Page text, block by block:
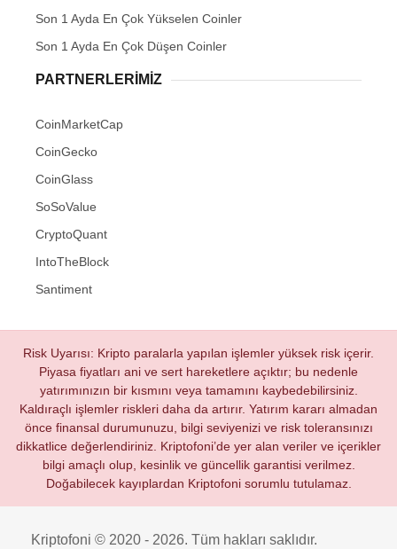
Son 1 Ayda En Çok Yükselen Coinler
Son 1 Ayda En Çok Düşen Coinler
PARTNERLERIMIZ
CoinMarketCap
CoinGecko
CoinGlass
SoSoValue
CryptoQuant
IntoTheBlock
Santiment
Risk Uyarısı: Kripto paralarla yapılan işlemler yüksek risk içerir.
Piyasa fiyatları ani ve sert hareketlere açıktır; bu nedenle
yatırımınızın bir kısmını veya tamamını kaybedebilirsiniz.
Kaldıraçlı işlemler riskleri daha da artırır. Yatırım kararı almadan
önce finansal durumunuzu, bilgi seviyenizi ve risk toleransınızı
dikkatlice değerlendiriniz. Kriptofoni’de yer alan veriler ve içerikler
bilgi amaçlı olup, kesinlik ve güncellik garantisi verilmez.
Doğabilecek kayıplardan Kriptofoni sorumlu tutulamaz.
Kriptofoni © 2020 - 2026. Tüm hakları saklıdır.